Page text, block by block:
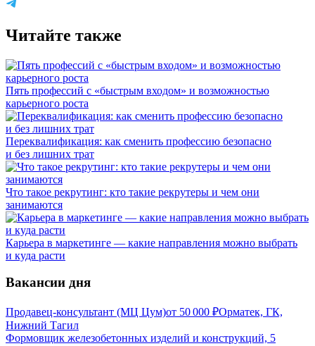
Читайте также
Пять профессий с «быстрым входом» и возможностью
карьерного роста
Переквалификация: как сменить профессию безопасно
и без лишних трат
Что такое рекрутинг: кто такие рекрутеры и чем они
занимаются
Карьера в маркетинге — какие направления можно выбрать
и куда расти
Вакансии дня
Продавец-консультант (МЦ Цум)от 50 000 ₽Орматек, ГК,
Нижний Тагил
Формовщик железобетонных изделий и конструкций, 5